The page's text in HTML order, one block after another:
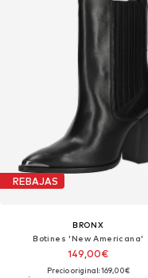
REBAJAS
BRONX
Botines 'New Americana'
149,00€
Precio original: 169,00€